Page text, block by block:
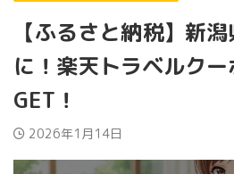
【ふるさと納税】新
に！楽天トラベルク
GET！
2026年1月14日